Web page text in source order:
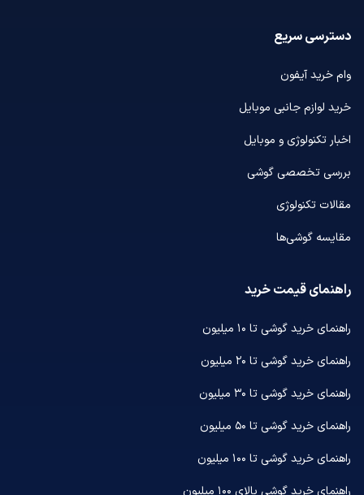
دسترسی سریع
وام خرید آیفون
خرید لوازم جانبی موبایل
اخبار تکنولوژی و موبایل
بررسی تخصصی گوشی
مقالات تکنولوژی
مقایسه گوشی‌ها
راهنمای قیمت خرید
راهنمای خرید گوشی تا ۱۰ میلیون
راهنمای خرید گوشی تا ۲۰ میلیون
راهنمای خرید گوشی تا ۳۰ میلیون
راهنمای خرید گوشی تا ۵۰ میلیون
راهنمای خرید گوشی تا ۱۰۰ میلیون